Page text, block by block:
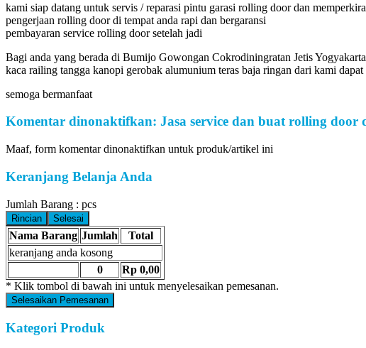
kami siap datang untuk servis / reparasi pintu garasi rolling door dan
pengerjaan rolling door di tempat anda rapi dan bergaransi
pembayaran service rolling door setelah jadi
Bagi anda yang berada di Bumijo Gowongan Cokrodiningratan Jetis
kaca railing tangga kanopi gerobak alumunium teras baja ringan dari kami
semoga bermanfaat
Komentar dinonaktifkan: Jasa service dan buat rolling door
Maaf, form komentar dinonaktifkan untuk produk/artikel ini
Keranjang Belanja Anda
Jumlah Barang : pcs
Rincian Selesai
Nama Barang Jumlah Total
0 Rp 0,00
keranjang anda kosong
* Klik tombol di bawah ini untuk menyelesaikan pemesanan.
Selesaikan Pemesanan
Kategori Produk